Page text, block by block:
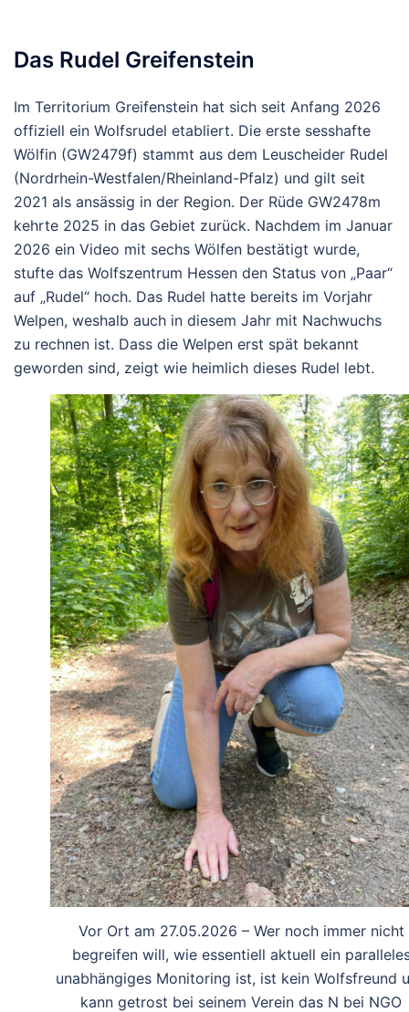
Das Rudel Greifenstein
Im Territorium Greifenstein hat sich seit Anfang 2026
offiziell ein Wolfsrudel etabliert. Die erste sesshafte
Wölfin (GW2479f) stammt aus dem Leuscheider Rudel
(Nordrhein-Westfalen/Rheinland-Pfalz) und gilt seit
2021 als ansässig in der Region. Der Rüde GW2478m
kehrte 2025 in das Gebiet zurück. Nachdem im Januar
2026 ein Video mit sechs Wölfen bestätigt wurde,
stufte das Wolfszentrum Hessen den Status von „Paar“
auf „Rudel“ hoch. Das Rudel hatte bereits im Vorjahr
Welpen, weshalb auch in diesem Jahr mit Nachwuchs
zu rechnen ist. Dass die Welpen erst spät bekannt
geworden sind, zeigt wie heimlich dieses Rudel lebt.
Vor Ort am 27.05.2026 – Wer noch immer nicht
begreifen will, wie essentiell aktuell ein
unabhängiges Monitoring ist, ist kein Wolfsfreund
kann getrost bei seinem Verein das N bei NGO